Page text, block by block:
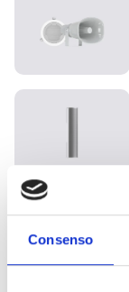
Consenso